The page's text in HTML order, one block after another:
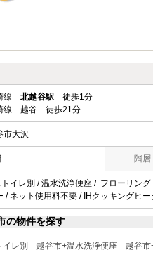
線 北越谷駅 徒歩1分
線 越谷 徒歩21分
市大沢
階層
イレ別 / 温水洗浄便座 / フローリン
/ ネット使用料不要 / IHクッキングヒ
の物件を探す
イレ別 越谷市+温水洗浄便座 越谷